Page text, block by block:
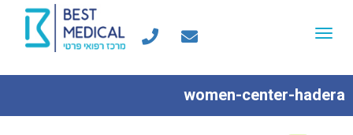
Toggle
women-center-hadera